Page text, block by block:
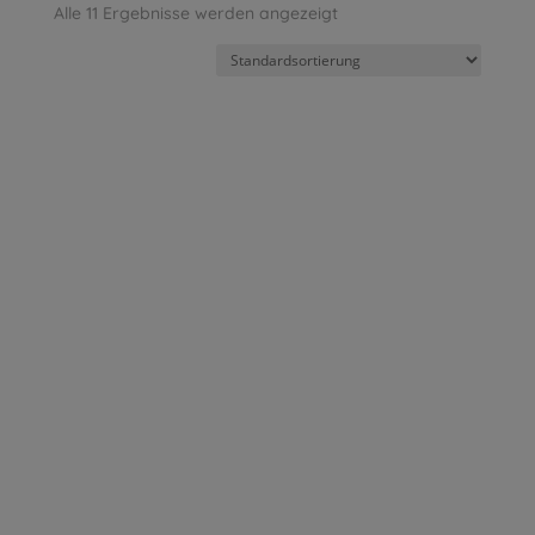
Alle 11 Ergebnisse werden angezeigt